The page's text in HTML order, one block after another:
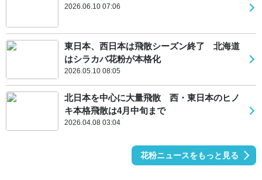
2026.06.10 07:06
東日本、西日本は飛散シーズン終了 北海道
はシラカバ花粉が本格化
2026.05.10 08:05
北日本を中心に大量飛散 西・東日本のヒノ
キ本格飛散は4月中旬まで
2026.04.08 03:04
花粉ニュースをもっと見る